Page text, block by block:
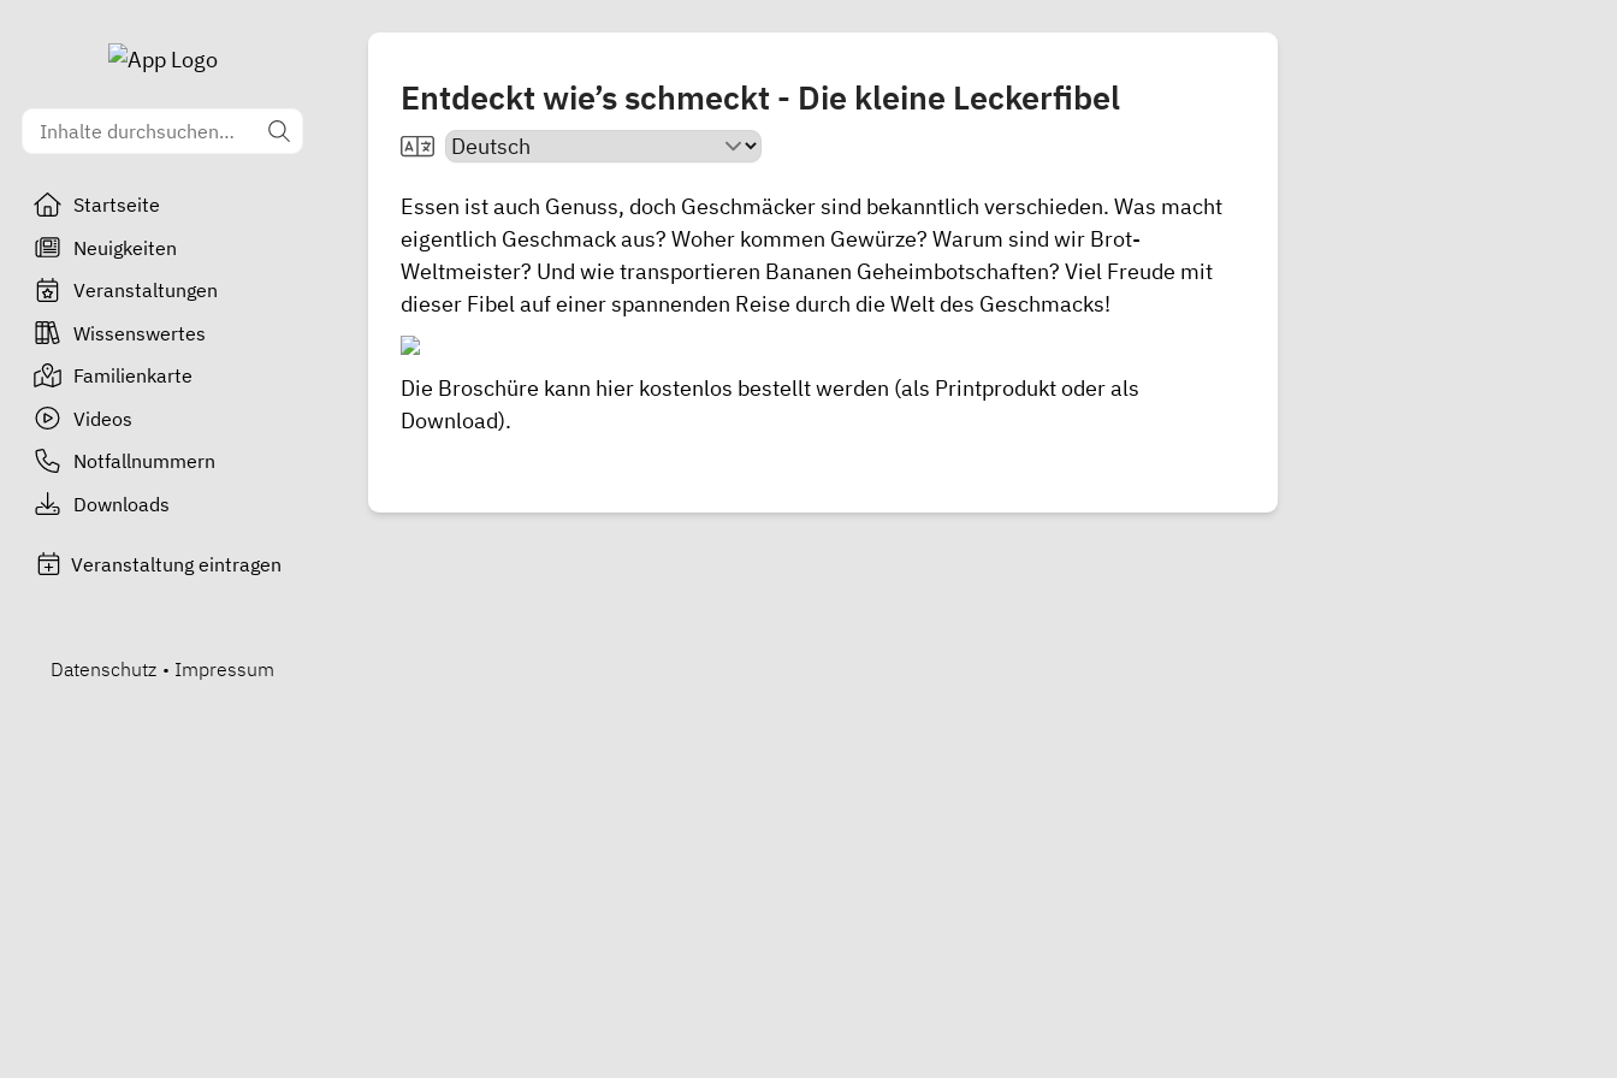
Startseite
Neuigkeiten
Veranstaltungen
Wissenswertes
Familienkarte
Videos
Notfallnummern
Downloads
Veranstaltung eintragen
Datenschutz • Impressum
Entdeckt wie’s schmeckt - Die kleine Leckerfibel
Essen ist auch Genuss, doch Geschmäcker sind bekanntlich verschieden. Was macht
eigentlich Geschmack aus? Woher kommen Gewürze? Warum sind wir Brot-
Weltmeister? Und wie transportieren Bananen Geheimbotschaften? Viel Freude mit
dieser Fibel auf einer spannenden Reise durch die Welt des Geschmacks!
Die Broschüre kann hier kostenlos bestellt werden (als Printprodukt oder als
Download).